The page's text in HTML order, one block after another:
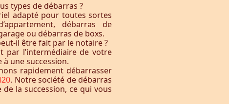
types de débarras ?
adapté pour toutes sortes
débarras de
ou débarras de boxs.
il être fait par le notaire ?
par l’intermédiaire de votre
une succession.
rapidement débarrasser
. Notre société de débarras
la succession, ce qui vous